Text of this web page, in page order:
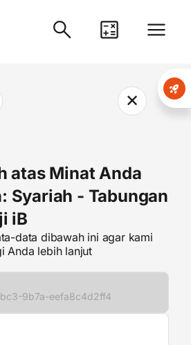
✕
atas Minat Anda
Syariah - Tabungan
iB
data dibawah ini agar kami
Anda lebih lanjut